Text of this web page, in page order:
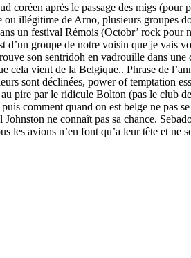
après le passage des migs (pour
illégitime de Arno, plusieurs groupes
un festival Rémois (Octobr’ rock pour
groupe de notre voisin que je vais
son sentridoh en vadrouille dans
vient de la Belgique.. Phrase de
sont déclinées, power of temptation
pire par le ridicule Bolton (pas le club
comment quand on est belge ne pas
ne connaît pas sa chance.
avions n’en font qu’a leur tête et ne